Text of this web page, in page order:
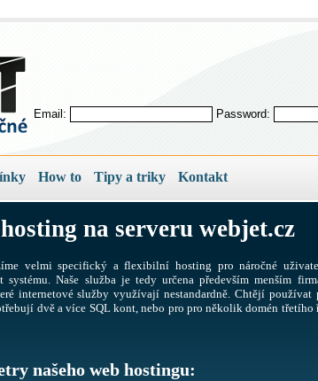
Email:
Password:
How to Tipy a triky Kontakt
na serveru webjet.cz
velmi specifický a flexibilní hosting pro náročné
systému. Naše služba je tedy určena především menším
internetové služby využívají nestandardně. Chtějí
dvě a více SQL kont, nebo pro pro několik domén třetího
našeho web hostingu: